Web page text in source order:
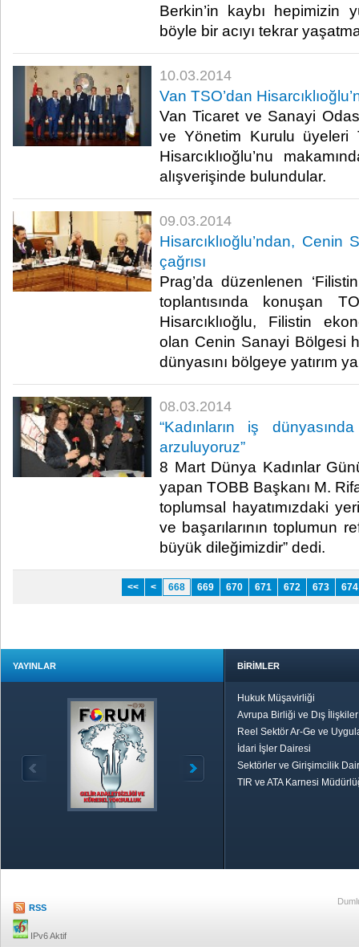
Berkin’in kaybı hepimizin
böyle bir acıyı tekrar
10.03.2014
Van TSO’dan
Van Ticaret ve Sanayi
ve Yönetim Kurulu üyeleri
Hisarcıklıoğlu’nu
alışverişinde bulundular.​
09.03.2014
Hisarcıklıoğlu’ndan, Cenin
çağrısı
Prag’da düzenlenen
toplantısında konuşan
Hisarcıklıoğlu, Filistin
olan Cenin Sanayi Bölgesi
dünyasını bölgeye yatırım
08.03.2014
“Kadınların iş dünyasında
arzuluyoruz”
8 Mart Dünya Kadınlar
yapan TOBB Başkanı M.
toplumsal hayatımızdaki
ve başarılarının toplumun
büyük dileğimizdir” dedi.​
<< < 668 669 670 671 672 673 674
YAYINLAR BİRİMLER
Hukuk Müşavirliği
Avrupa Birliği ve Dış
Reel Sektör Ar-Ge ve
İdari İşler Dairesi
Sektörler ve Girişimcilik
TIR ve ATA Karnesi
RSS
IPv6 Aktif